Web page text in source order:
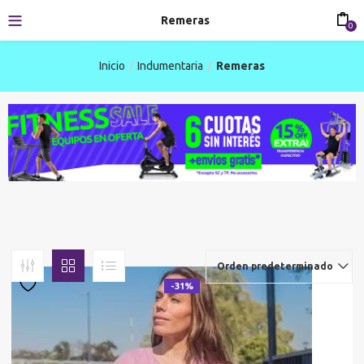
Remeras 0
Inicio Indumentaria Remeras
Orden predeterminado
-31%